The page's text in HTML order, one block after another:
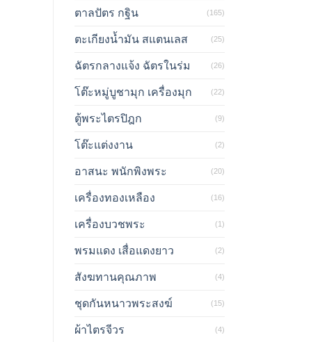
ตาลปัตร กฐิน (165)
ตะเกียงน้ำมัน สแตนเลส (25)
ฉัตรกลางแจ้ง ฉัตรในร่ม (26)
โต๊ะหมู่บูชามุก เครื่องมุก (22)
ตู้พระไตรปิฎก (9)
โต๊ะแต่งงาน (2)
อาสนะ พนักพิงพระ (20)
เครื่องทองเหลือง (16)
เครื่องบวชพระ (1)
พรมแดง เสื่อแดงยาว (2)
สังฆทานคุณภาพ (4)
ชุดกันหนาวพระสงฆ์ (15)
ผ้าไตรจีวร (4)